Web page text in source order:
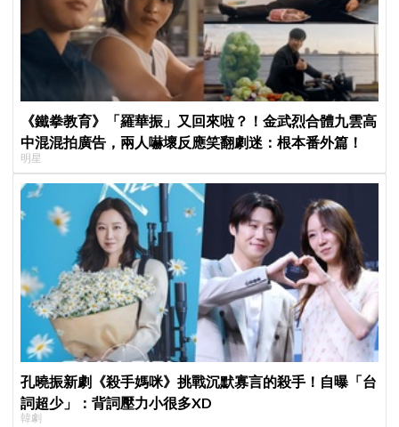
《鐵拳教育》「羅華振」又回來啦？！金武烈合體九雲高
中混混拍廣告，兩人嚇壞反應笑翻劇迷：根本番外篇！
明星
孔曉振新劇《殺手媽咪》挑戰沉默寡言的殺手！自曝「台
詞超少」：背詞壓力小很多XD
韓劇